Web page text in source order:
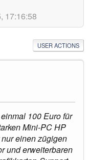
17:16:58
USER ACTIONS
100 Euro für
Mini-PC HP
einen zügigen
und erweiterbaren